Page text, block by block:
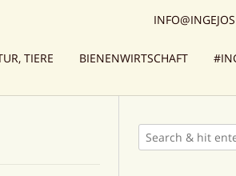
TIERE BIENENWIRTSCHAFT